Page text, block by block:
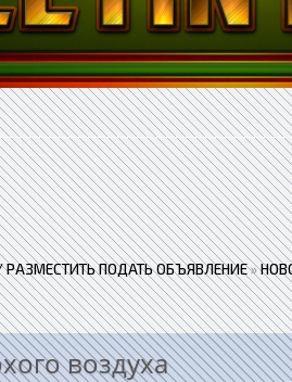
/ РАЗМЕСТИТЬ ПОДАТЬ ОБЪЯВЛЕНИЕ»
воздуха